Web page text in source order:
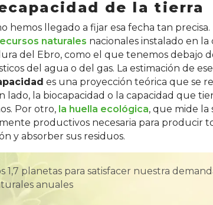
de la tierra
hemos llegado a fijar esa fecha tan
naturales nacionales instalado en
del Ebro, como el que tenemos debajo
del agua o del gas. La estimación de
es una proyección teórica que se
lado, la biocapacidad o la capacidad que
Por otro, la huella ecológica, que mide la
productivos necesaria para producir
y absorber sus residuos.
1,7 planetas para satisfacer nuestra
anuales